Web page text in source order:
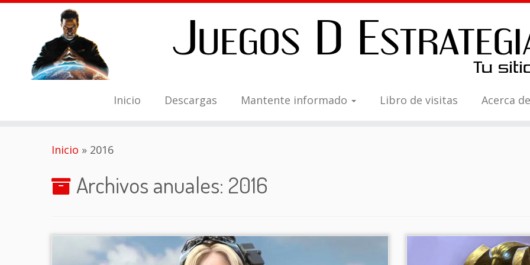
Inicio Descargas Mantente informado Libro de visitas Acerca
Inicio » 2016
Archivos anuales: 2016